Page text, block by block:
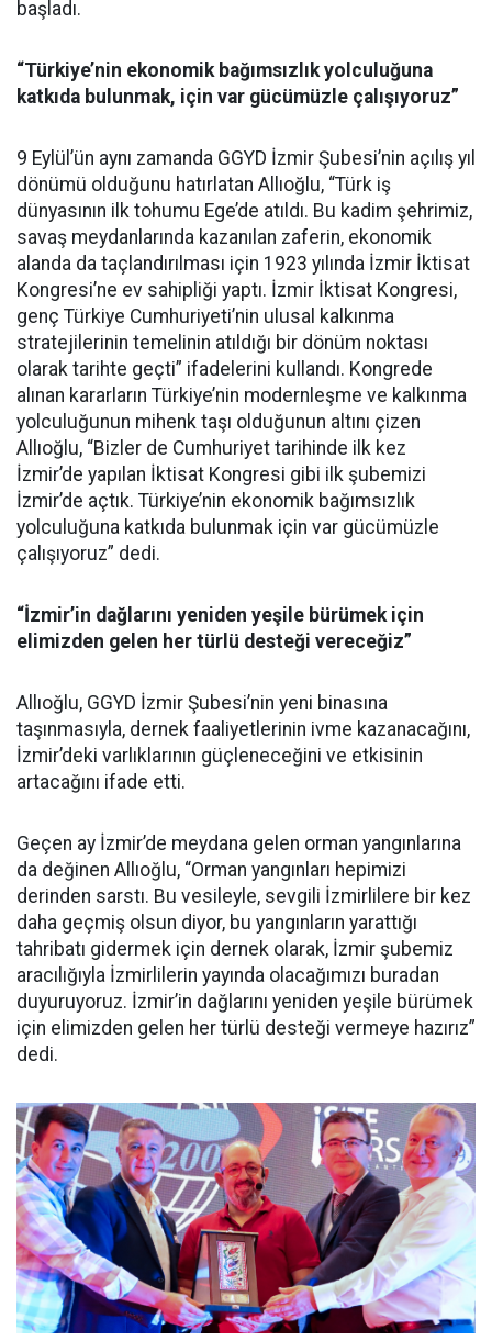
başladı.
“Türkiye’nin ekonomik bağımsızlık yolculuğuna
katkıda bulunmak, için var gücümüzle çalışıyoruz”
9 Eylül’ün aynı zamanda GGYD İzmir Şubesi’nin açılış yıl
dönümü olduğunu hatırlatan Allıoğlu, “Türk iş
dünyasının ilk tohumu Ege’de atıldı. Bu kadim şehrimiz,
savaş meydanlarında kazanılan zaferin, ekonomik
alanda da taçlandırılması için 1923 yılında İzmir İktisat
Kongresi’ne ev sahipliği yaptı. İzmir İktisat Kongresi,
genç Türkiye Cumhuriyeti’nin ulusal kalkınma
stratejilerinin temelinin atıldığı bir dönüm noktası
olarak tarihte geçti” ifadelerini kullandı. Kongrede
alınan kararların Türkiye’nin modernleşme ve kalkınma
yolculuğunun mihenk taşı olduğunun altını çizen
Allıoğlu, “Bizler de Cumhuriyet tarihinde ilk kez
İzmir’de yapılan İktisat Kongresi gibi ilk şubemizi
İzmir’de açtık. Türkiye’nin ekonomik bağımsızlık
yolculuğuna katkıda bulunmak için var gücümüzle
çalışıyoruz” dedi.
“İzmir’in dağlarını yeniden yeşile bürümek için
elimizden gelen her türlü desteği vereceğiz”
Allıoğlu, GGYD İzmir Şubesi’nin yeni binasına
taşınmasıyla, dernek faaliyetlerinin ivme kazanacağını,
İzmir’deki varlıklarının güçleneceğini ve etkisinin
artacağını ifade etti.
Geçen ay İzmir’de meydana gelen orman yangınlarına
da değinen Allıoğlu, “Orman yangınları hepimizi
derinden sarstı. Bu vesileyle, sevgili İzmirlilere bir kez
daha geçmiş olsun diyor, bu yangınların yarattığı
tahribatı gidermek için dernek olarak, İzmir şubemiz
aracılığıyla İzmirlilerin yayında olacağımızı buradan
duyuruyoruz. İzmir’in dağlarını yeniden yeşile bürümek
için elimizden gelen her türlü desteği vermeye hazırız”
dedi.